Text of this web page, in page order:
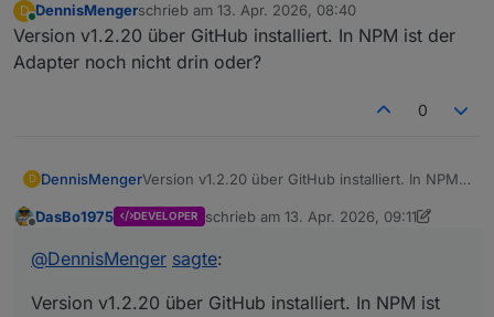
D
Online
DennisMengerschrieb am 13. Apr. 2026, 08:40
zuletzt editiert von
Version v1.2.20 über GitHub installiert. In NPM ist der
Adapter noch nicht drin oder?
0
D DennisMengerVersion v1.2.20 über GitHub installiert. In NPM
DasBo1975 DEVELOPER schrieb am 13. Apr. 2026, 09:11
zuletzt editiert von DasBo1975
@DennisMenger sagte:
Version v1.2.20 über GitHub installiert. In NPM ist